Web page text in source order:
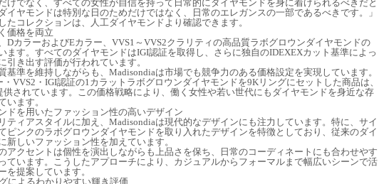
けでなく、すべての女性が自信を持って日常的にダイヤモンドを身に着けられるべきだと
イヤモンドは特別な日のためだけではなく、日常のエレガンスの一部であるべきです。」
たコレクションは、人工ダイヤモンドより確認できます。
価格を両立
DカラーおよびEカラー、VVS1～VVS2クラリティの高品質ラボグロウンダイヤモンドの
ます。すべてのダイヤモンドはIGI認証を取得し、さらに独自のIDEXEXカット基準によっ
引き出す評価が行われています。
基準を維持しながらも、Madisondiaは市場でも競争力のある価格設定を実現しています。
VVS2・IGI認証の1カラットラボグロウンダイヤモンドを9Kリングにセットした商品は、
供されています。この価格戦略により、働く女性や若い世代にもダイヤモンドを身近な存
います。
ドを用いたファッション性の高いデザイン
ティアスタイルに加え、Madisondiaは現代的なデザインにも注力しています。特に、サイ
ピンクのラボグロウンダイヤモンドを取り入れたデザインを特徴としており、従来のダイ
新しいファッション性を加えています。
アクセントは個性を演出しながらも上品さを保ち、日常のコーディネートにも合わせやす
ています。こうしたアプローチにより、カジュアルからフォーマルまで幅広いシーンで活
を提案しています。
によるわかりやすい輝き評価